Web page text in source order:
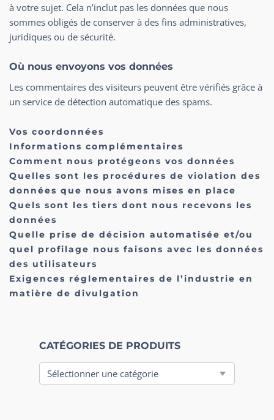
à votre sujet. Cela n’inclut pas les données que nous
sommes obligés de conserver à des fins administratives,
juridiques ou de sécurité.
Où nous envoyons vos données
Les commentaires des visiteurs peuvent être vérifiés grâce à
un service de détection automatique des spams.
Vos coordonnées
Informations complémentaires
Comment nous protégeons vos données
Quelles sont les procédures de violation des
données que nous avons mises en place
Quels sont les tiers dont nous recevons les
données
Quelle prise de décision automatisée et/ou
quel profilage nous faisons avec les données
des utilisateurs
Exigences réglementaires de l’industrie en
matière de divulgation
CATÉGORIES DE PRODUITS